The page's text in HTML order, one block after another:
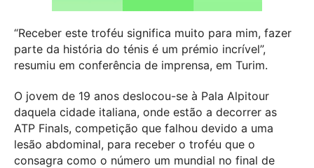
“Receber este troféu significa muito para mim, fazer
parte da história do ténis é um prémio incrível”,
resumiu em conferência de imprensa, em Turim.
O jovem de 19 anos deslocou-se à Pala Alpitour
daquela cidade italiana, onde estão a decorrer as
ATP Finals, competição que falhou devido a uma
lesão abdominal, para receber o troféu que o
consagra como o número um mundial no final de